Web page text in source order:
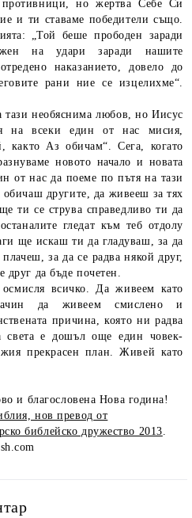
но жертва Себе Си
и ти ставаме победители също.
„Той беше прободен заради
на удари заради нашите
наказанието, довело до
рани ние се изцелихме“.
необяснима любов, но Иисус
на всеки един от нас мисия,
както Аз обичам“. Сега, когато
новото начало и новата
от нас да поеме по пътя на тази
другите, да живееш за тях
ти се струва справедливо ти да
гледат към теб отдолу
ще искаш ти да гладуваш, за да
за да се радва някой друг,
да бъде почетен.
всичко. Да живеем като
да живеем смислено и
причина, която ни радва
е дошъл още един човек-
прекрасен план. Живей като
и благословена Нова година!
нов превод от
библейско дружество 2013